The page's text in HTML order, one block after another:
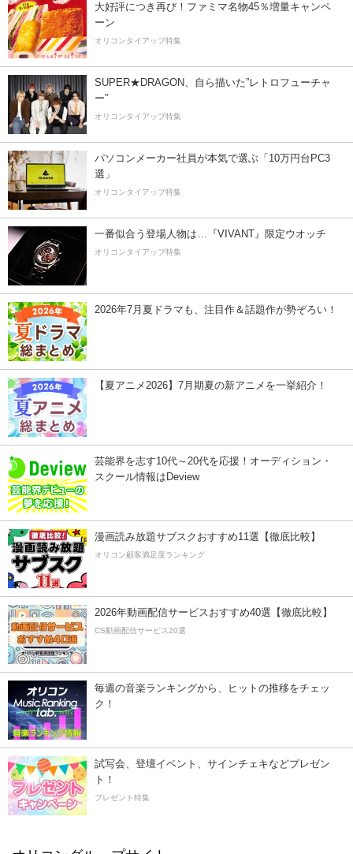
大好評につき再び！ファミマ名物45％増量キャンペ
ーン
オリコンタイアップ特集
SUPER★DRAGON、自ら描いた”レトロフューチャ
ー”
オリコンタイアップ特集
パソコンメーカー社員が本気で選ぶ「10万円台PC3
選」
オリコンタイアップ特集
一番似合う登場人物は…『VIVANT』限定ウオッチ
オリコンタイアップ特集
2026年7月夏ドラマも、注目作＆話題作が勢ぞろい！
【夏アニメ2026】7月期夏の新アニメを一挙紹介！
芸能界を志す10代～20代を応援！オーディション・
スクール情報はDeview
漫画読み放題サブスクおすすめ11選【徹底比較】
オリコン顧客満足度ランキング
2026年動画配信サービスおすすめ40選【徹底比較】
CS動画配信サービス20選
毎週の音楽ランキングから、ヒットの推移をチェッ
ク！
試写会、登壇イベント、サインチェキなどプレゼン
ト！
プレゼント特集